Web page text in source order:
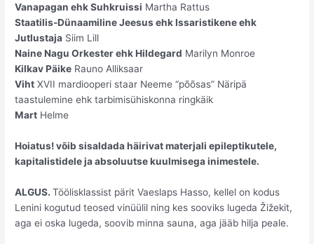
Vanapagan ehk Suhkruissi Martha Rattus
Staatilis-Dünaamiline Jeesus ehk Issaristikene ehk
Jutlustaja Siim Lill
Naine Nagu Orkester ehk Hildegard Marilyn Monroe
Kilkav Päike Rauno Alliksaar
Viht XVII mardiooperi staar Neeme “põõsas” Näripä
taastulemine ehk tarbimisühiskonna ringkäik
Mart Helme
Hoiatus! võib sisaldada häirivat materjali epileptikutele,
kapitalistidele ja absoluutse kuulmisega inimestele.
ALGUS.Töölisklassist pärit Vaeslaps Hasso, kellel on kodus
Lenini kogutud teosed vinüülil ning kes sooviks lugeda Žižekit,
aga ei oska lugeda, soovib minna sauna, aga jääb hilja peale.